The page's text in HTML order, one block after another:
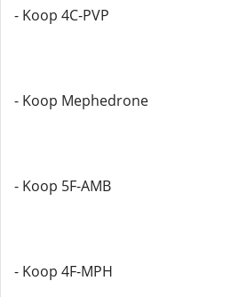
- Koop 4C-PVP
- Koop Mephedrone
- Koop 5F-AMB
- Koop 4F-MPH